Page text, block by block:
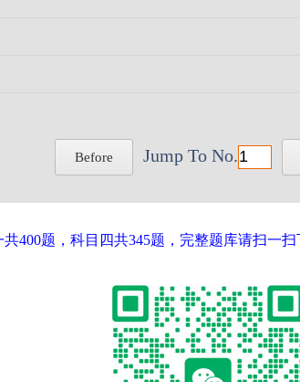
Before Jump To No.
400题，科目四共345题，完整题库请扫一